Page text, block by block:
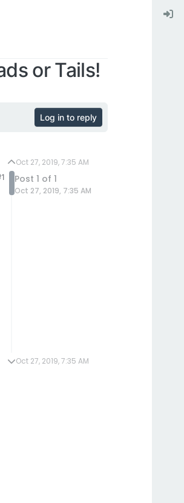
or Tails!
Log in to reply
Oct 27, 2019, 7:35 AM
Post 1 of 1
Oct 27, 2019, 7:35 AM
Oct 27, 2019, 7:35 AM